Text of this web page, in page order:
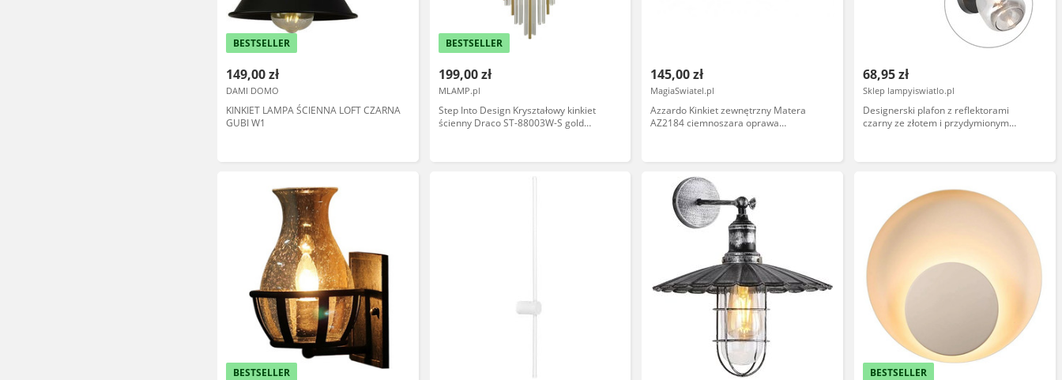
BESTSELLER
149,00 zł
DAMI DOMO
KINKIET LAMPA ŚCIENNA LOFT CZARNA
GUBI W1
BESTSELLER
199,00 zł
MLAMP.pl
Step Into Design Kryształowy kinkiet
ścienny Draco ST-88003W-S gold
145,00 zł
MagiaSwiatel.pl
Azzardo Kinkiet zewnętrzny Matera
AZ2184 ciemnoszara oprawa
68,95 zł
Sklep lampyiswiatlo.pl
Designerski plafon z reflektorami
czarny ze złotem i przydymionym
BESTSELLER BESTSELLER